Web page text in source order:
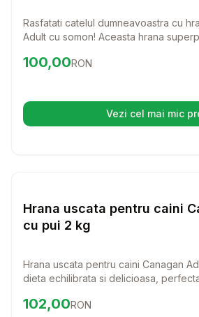
Rasfatati catelul dumneavoastra cu
Adult cu somon! Aceasta hrana
amestec delicios de ingrediente de
Preț: 100.00 RON
100,00RON
Vezi cel mai mic
(se
Hrana uscata pentru caini
cu pui 2 kg
Hrana uscata pentru caini Canagan
dieta echilibrata si delicioasa,
origine animala si fara cereale,
Preț: 102.00 RON
102,00RON